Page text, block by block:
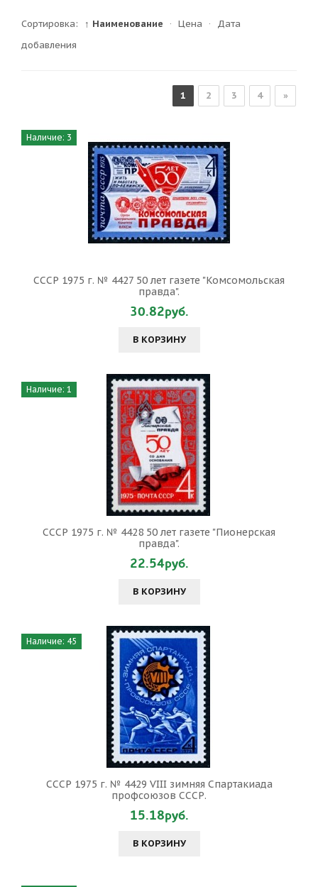
Сортировка: ↑ Наименование · Цена ·
Дата
добавления
1 2 3 4 »
Наличие: 3
СССР 1975 г. № 4427 50 лет газете "Комсомольская
правда".
30.82руб.
В КОРЗИНУ
Наличие: 1
СССР 1975 г. № 4428 50 лет газете "Пионерская
правда".
22.54руб.
В КОРЗИНУ
Наличие: 45
СССР 1975 г. № 4429 VIII зимняя Спартакиада
профсоюзов СССР.
15.18руб.
В КОРЗИНУ